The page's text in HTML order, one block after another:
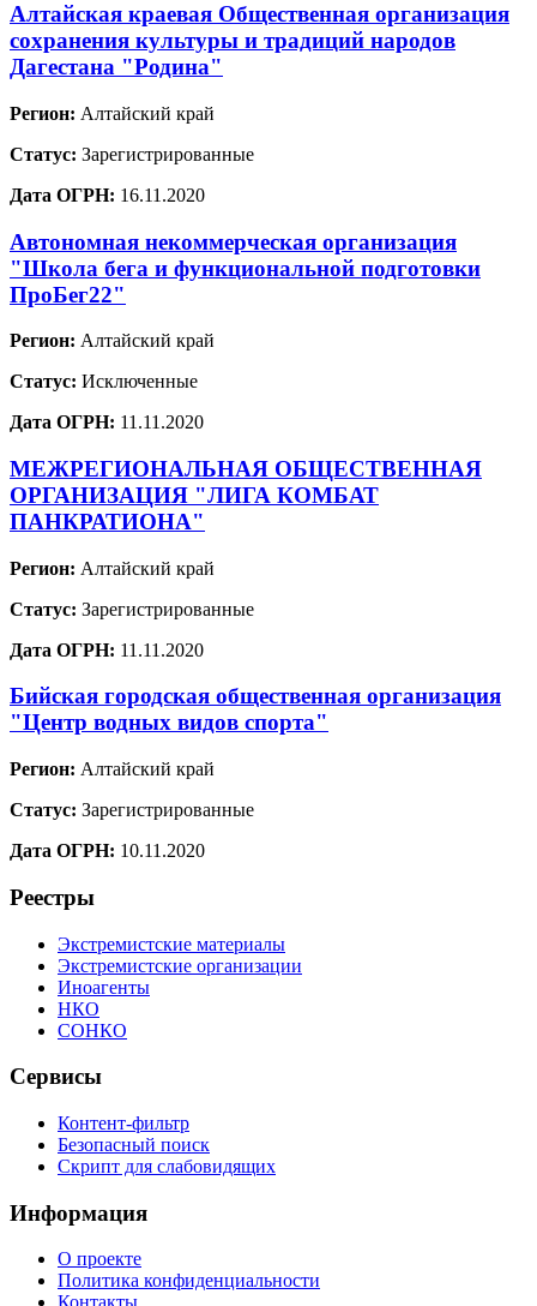
Алтайская краевая Общественная организация
сохранения культуры и традиций народов
Дагестана "Родина"
Регион: Алтайский край
Статус: Зарегистрированные
Дата ОГРН: 16.11.2020
Автономная некоммерческая организация
"Школа бега и функциональной подготовки
ПроБег22"
Регион: Алтайский край
Статус: Исключенные
Дата ОГРН: 11.11.2020
МЕЖРЕГИОНАЛЬНАЯ ОБЩЕСТВЕННАЯ
ОРГАНИЗАЦИЯ "ЛИГА КОМБАТ
ПАНКРАТИОНА"
Регион: Алтайский край
Статус: Зарегистрированные
Дата ОГРН: 11.11.2020
Бийская городская общественная организация
"Центр водных видов спорта"
Регион: Алтайский край
Статус: Зарегистрированные
Дата ОГРН: 10.11.2020
Реестры
Экстремистские материалы
Экстремистские организации
Иноагенты
НКО
СОНКО
Сервисы
Контент-фильтр
Безопасный поиск
Скрипт для слабовидящих
Информация
О проекте
Политика конфиденциальности